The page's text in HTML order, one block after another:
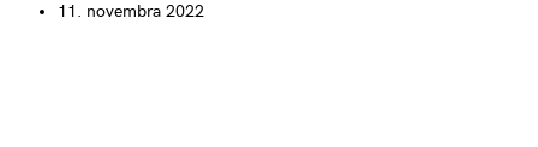
11. novembra 2022